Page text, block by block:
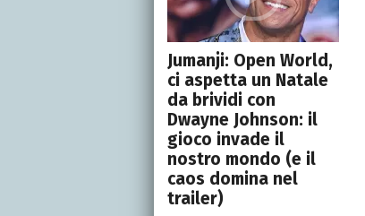
Jumanji: Open World,
ci aspetta un Natale
da brividi con
Dwayne Johnson: il
gioco invade il
nostro mondo (e il
caos domina nel
trailer)